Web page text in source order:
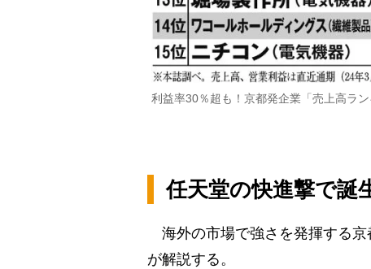
利益率30％超も！京都発企業「売上高ラン
任天堂の快進撃で誕
海外の市場で強さを発揮する京
が解説する。